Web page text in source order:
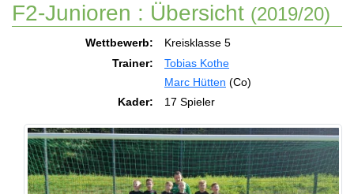
F2-Junioren : Übersicht (2019/20)
Wettbewerb:
Kreisklasse 5
Trainer:
Tobias Kothe
Marc Hütten (Co)
Kader:
17 Spieler